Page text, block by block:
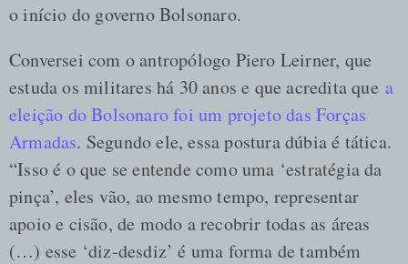
o início do governo Bolsonaro.
Conversei com o antropólogo Piero Leirner, que
estuda os militares há 30 anos e que acredita que a
eleição do Bolsonaro foi um projeto das Forças
Armadas. Segundo ele, essa postura dúbia é tática.
“Isso é o que se entende como uma ‘estratégia da
pinça’, eles vão, ao mesmo tempo, representar
apoio e cisão, de modo a recobrir todas as áreas
(…) esse ‘diz-desdiz’ é uma forma de também